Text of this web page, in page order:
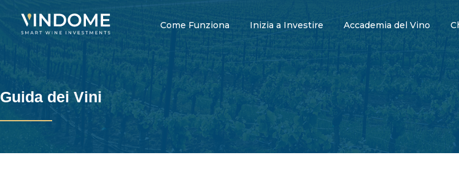
Come Funziona Inizia a Investire Accademia del Vino
Guida dei Vini